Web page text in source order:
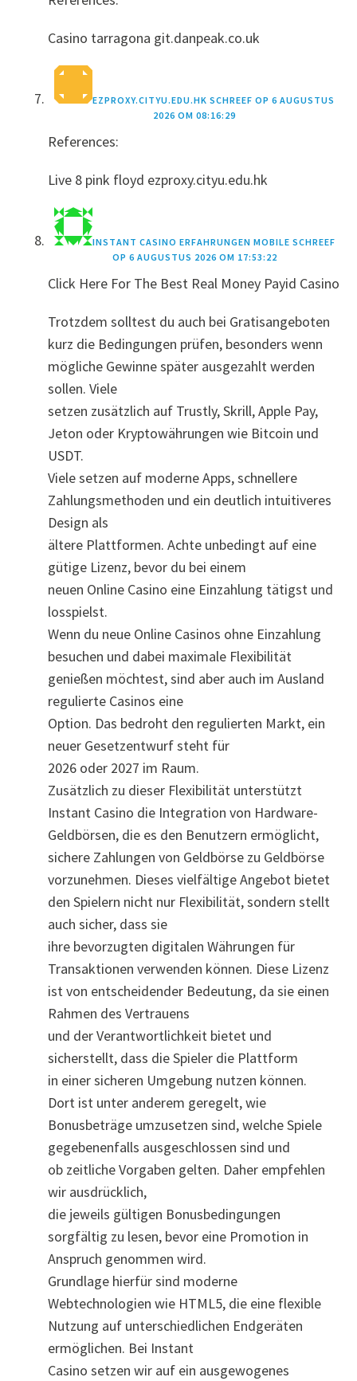
Casino tarragona git.danpeak.co.uk
EZPROXY.CITYU.EDU.HK SCHREEF OP 6 AUGUSTUS
2026 OM 08:16:29
References:
Live 8 pink floyd ezproxy.cityu.edu.hk
INSTANT CASINO ERFAHRUNGEN MOBILE SCHREEF
OP 6 AUGUSTUS 2026 OM 17:53:22
Click Here For The Best Real Money Payid Casino
Trotzdem solltest du auch bei Gratisangeboten
kurz die Bedingungen prüfen, besonders wenn
mögliche Gewinne später ausgezahlt werden
sollen. Viele
setzen zusätzlich auf Trustly, Skrill, Apple Pay,
Jeton oder Kryptowährungen wie Bitcoin und
USDT.
Viele setzen auf moderne Apps, schnellere
Zahlungsmethoden und ein deutlich intuitiveres
Design als
ältere Plattformen. Achte unbedingt auf eine
gütige Lizenz, bevor du bei einem
neuen Online Casino eine Einzahlung tätigst und
losspielst.
Wenn du neue Online Casinos ohne Einzahlung
besuchen und dabei maximale Flexibilität
genießen möchtest, sind aber auch im Ausland
regulierte Casinos eine
Option. Das bedroht den regulierten Markt, ein
neuer Gesetzentwurf steht für
2026 oder 2027 im Raum.
Zusätzlich zu dieser Flexibilität unterstützt
Instant Casino die Integration von Hardware-
Geldbörsen, die es den Benutzern ermöglicht,
sichere Zahlungen von Geldbörse zu Geldbörse
vorzunehmen. Dieses vielfältige Angebot bietet
den Spielern nicht nur Flexibilität, sondern stellt
auch sicher, dass sie
ihre bevorzugten digitalen Währungen für
Transaktionen verwenden können. Diese Lizenz
ist von entscheidender Bedeutung, da sie einen
Rahmen des Vertrauens
und der Verantwortlichkeit bietet und
sicherstellt, dass die Spieler die Plattform
in einer sicheren Umgebung nutzen können.
Dort ist unter anderem geregelt, wie
Bonusbeträge umzusetzen sind, welche Spiele
gegebenenfalls ausgeschlossen sind und
ob zeitliche Vorgaben gelten. Daher empfehlen
wir ausdrücklich,
die jeweils gültigen Bonusbedingungen
sorgfältig zu lesen, bevor eine Promotion in
Anspruch genommen wird.
Grundlage hierfür sind moderne
Webtechnologien wie HTML5, die eine flexible
Nutzung auf unterschiedlichen Endgeräten
ermöglichen. Bei Instant
Casino setzen wir auf ein ausgewogenes